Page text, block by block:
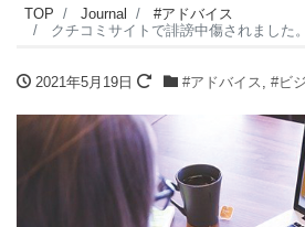
TOP Journal
#アドバイス
クチコミサイトで誹謗中傷されました
2021年5月19日 #アドバイス, #ビ